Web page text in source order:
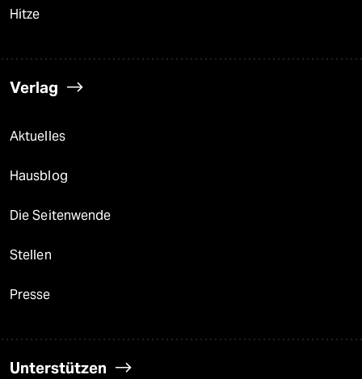
Hitze
Verlag
Aktuelles
Hausblog
Die Seitenwende
Stellen
Presse
Unterstützen